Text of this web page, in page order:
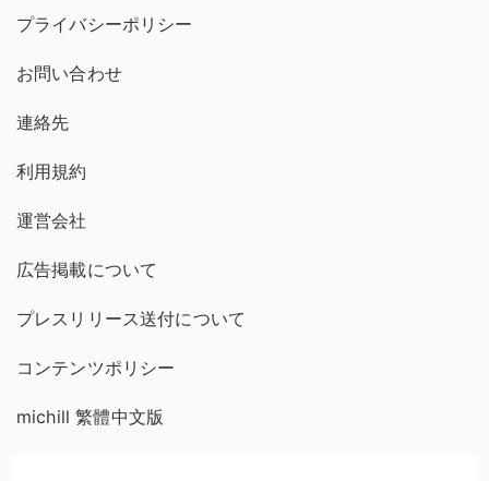
プライバシーポリシー
お問い合わせ
連絡先
利用規約
運営会社
広告掲載について
プレスリリース送付について
コンテンツポリシー
michill 繁體中文版